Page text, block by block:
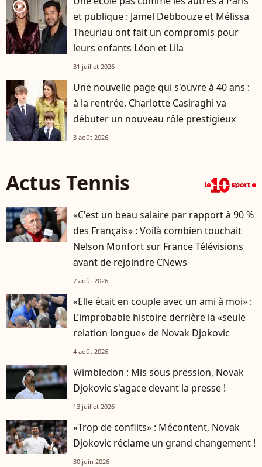
player2
et publique : Jamel Debbouze et Mélissa
Theuriau ont fait un compromis pour
leurs enfants Léon et Lila
31 juillet 2026
Une nouvelle page qui s'ouvre à 40 ans :
à la rentrée, Charlotte Casiraghi va
débuter un nouveau rôle prestigieux
3 août 2026
Actus Tennis
«C'est un beau salaire par rapport à 90 %
des Français» : Voilà combien touchait
Nelson Monfort sur France Télévisions
avant de rejoindre CNews
7 août 2026
«Elle était en couple avec un ami à moi» :
L’improbable histoire derrière la «seule
relation longue» de Novak Djokovic
4 août 2026
Wimbledon : Mis sous pression, Novak
Djokovic s'agace devant la presse !
13 juillet 2026
«Trop de conflits» : Mécontent, Novak
Djokovic réclame un grand changement !
30 juin 2026